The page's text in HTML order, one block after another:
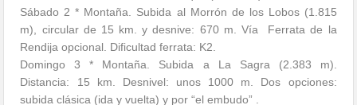
Sábado 2 * Montaña. Subida al Morrón de los Lobos (1.815
m), circular de 15 km. y desnive: 670 m. Vía Ferrata de la
Rendija opcional. Dificultad ferrata: K2.
Domingo 3 * Montaña. Subida a La Sagra (2.383 m).
Distancia: 15 km. Desnivel: unos 1000 m. Dos opciones:
subida clásica (ida y vuelta) y por “el embudo” .